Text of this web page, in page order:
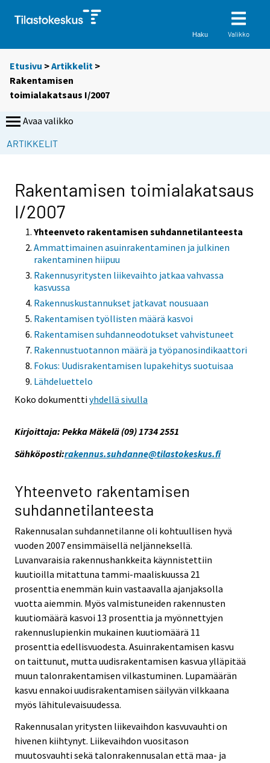
Haku Valikko
Etusivu >Artikkelit >
Rakentamisen
toimialakatsaus I/2007
Avaa valikko
ARTIKKELIT
Rakentamisen toimialakatsaus
I/2007
Yhteenveto rakentamisen suhdannetilanteesta
Ammattimainen asuinrakentaminen ja julkinen
rakentaminen hiipuu
Rakennusyritysten liikevaihto jatkaa vahvassa
kasvussa
Rakennuskustannukset jatkavat nousuaan
Rakentamisen työllisten määrä kasvoi
Rakentamisen suhdanneodotukset vahvistuneet
Rakennustuotannon määrä ja työpanosindikaattori
Fokus: Uudisrakentamisen lupakehitys suotuisaa
Lähdeluettelo
Koko dokumenttiyhdellä sivulla
Kirjoittaja: Pekka Mäkelä (09) 1734 2551
Sähköposti:rakennus.suhdanne@tilastokeskus.fi
Yhteenveto rakentamisen
suhdannetilanteesta
Rakennusalan suhdannetilanne oli kohtuullisen hyvä
vuoden 2007 ensimmäisellä neljänneksellä.
Luvanvaraisia rakennushankkeita käynnistettiin
kuutioilla mitattuna tammi-maaliskuussa 21
prosenttia enemmän kuin vastaavalla ajanjaksolla
vuotta aiemmin. Myös valmistuneiden rakennusten
kuutiomäärä kasvoi 13 prosenttia ja myönnettyjen
rakennuslupienkin mukainen kuutiomäärä 11
prosenttia edellisvuodesta. Asuinrakentamisen kasvu
on taittunut, mutta uudisrakentamisen kasvua ylläpitää
muun talonrakentamisen vilkastuminen. Lupamäärän
kasvu ennakoi uudisrakentamisen säilyvän vilkkaana
myös lähitulevaisuudessa.
Rakennusalan yritysten liikevaihdon kasvuvauhti on
hivenen kiihtynyt. Liikevaihdon vuositason
muutosvauhti sekä talonrakennusalan että maa- ja